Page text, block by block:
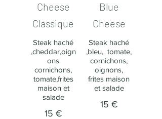
Cheese
Classique​
Steak haché
,cheddar,oign
ons
cornichons,
tomate,frites
maison et
salade
15 €
Blue
Cheese​
Steak haché
,bleu, ​ tomate,
cornichons,
oignons,
frites maison
et salade
15 €